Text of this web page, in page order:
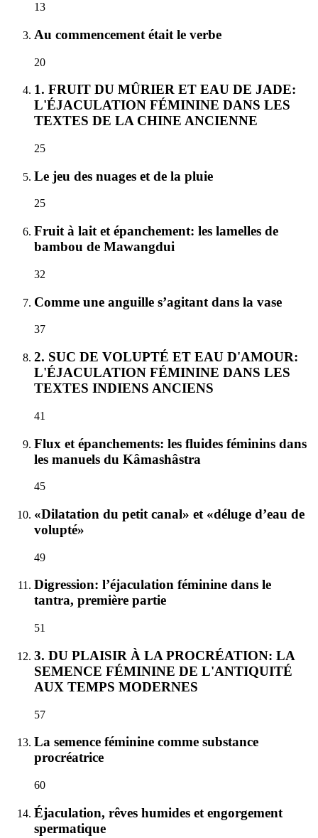
13
Au commencement était le verbe
20
1. FRUIT DU MÛRIER ET EAU DE JADE:
L'ÉJACULATION FÉMININE DANS LES
TEXTES DE LA CHINE ANCIENNE
25
Le jeu des nuages et de la pluie
25
Fruit à lait et épanchement: les lamelles de
bambou de Mawangdui
32
Comme une anguille s’agitant dans la vase
37
2. SUC DE VOLUPTÉ ET EAU D'AMOUR:
L'ÉJACULATION FÉMININE DANS LES
TEXTES INDIENS ANCIENS
41
Flux et épanchements: les fluides féminins dans
les manuels du Kâmashâstra
45
«Dilatation du petit canal» et «déluge d’eau de
volupté»
49
Digression: l’éjaculation féminine dans le
tantra, première partie
51
3. DU PLAISIR À LA PROCRÉATION: LA
SEMENCE FÉMININE DE L'ANTIQUITÉ
AUX TEMPS MODERNES
57
La semence féminine comme substance
procréatrice
60
Éjaculation, rêves humides et engorgement
spermatique